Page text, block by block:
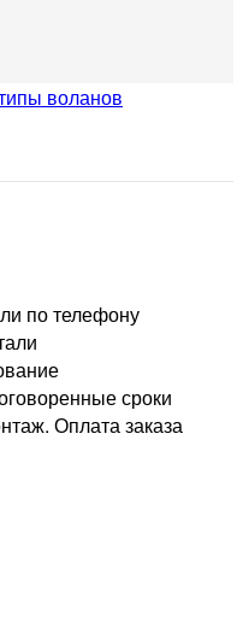
воланов
по телефону
сроки
Оплата заказа